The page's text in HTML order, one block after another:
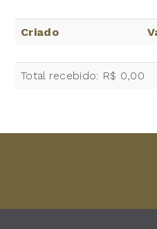
Criado
Total recebido: R$ 0,00